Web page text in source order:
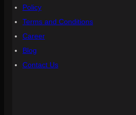
Policy
Terms and Conditions
Career
Blog
Contact Us